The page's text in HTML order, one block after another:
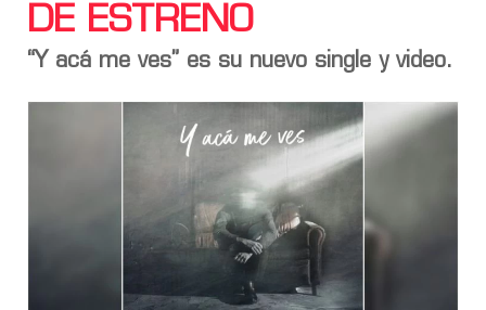
DE ESTRENO
“Y acá me ves” es su nuevo single y video.